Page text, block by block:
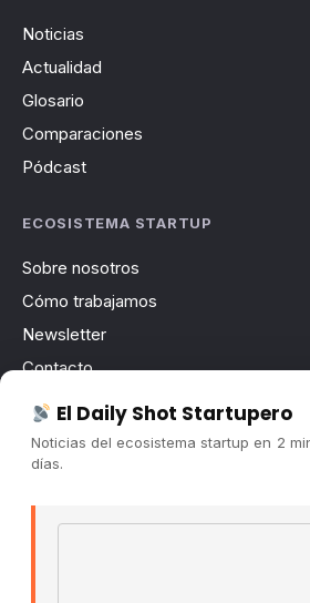
Noticias
Actualidad
Glosario
Comparaciones
Pódcast
ECOSISTEMA STARTUP
Sobre nosotros
Cómo trabajamos
Newsletter
Contacto
Publicidad
Convocatorias
El Daily Shot Startupero
Noticias del ecosistema startup en 2
días.